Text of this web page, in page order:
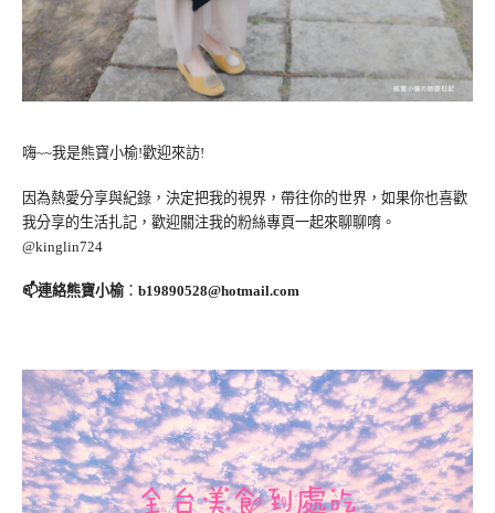
嗨~~我是熊寶小榆!歡迎來訪!
因為熱愛分享與紀錄，決定把我的視界，帶往你的世界，如果你也喜歡
我分享的生活扎記，歡迎關注我的粉絲專頁一起來聊聊唷。
@kinglin724
📫連絡熊寶小榆： b19890528@hotmail.com